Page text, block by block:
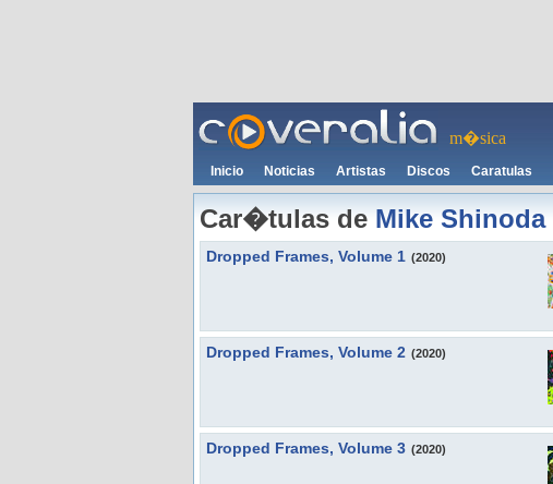
m�sica
Inicio Noticias Artistas Discos Caratulas
Car�tulas de Mike Shinoda
Dropped Frames, Volume 1 (2020)
Dropped Frames, Volume 2 (2020)
Dropped Frames, Volume 3 (2020)